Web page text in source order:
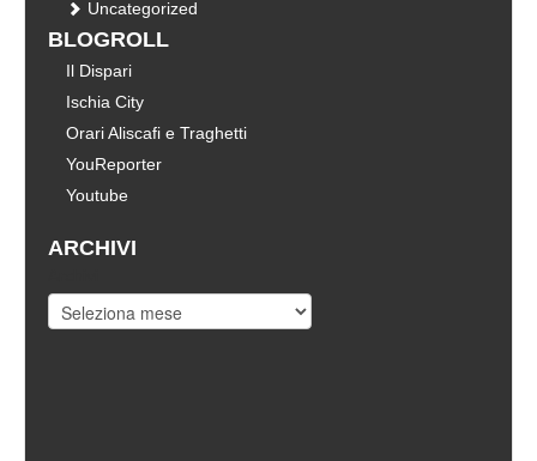
Uncategorized
BLOGROLL
Il Dispari
Ischia City
Orari Aliscafi e Traghetti
YouReporter
Youtube
ARCHIVI